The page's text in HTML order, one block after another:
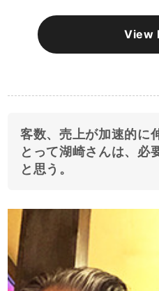
View
客数、売上が加速的に
とって湖崎さんは、必
と思う。